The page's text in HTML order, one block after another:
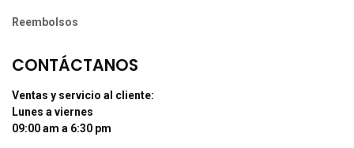
Reembolsos
CONTÁCTANOS
Ventas y servicio al cliente:
Lunes a viernes
09:00 am a 6:30 pm